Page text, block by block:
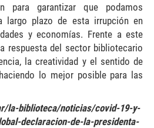
para garantizar que podamos
largo plazo de esta irrupción en
y economías. Frente a este
respuesta del sector bibliotecario
la creatividad y el sentido de
lo mejor posible para las
la-biblioteca/noticias/covid-19-y-
declaracion-de-la-presidenta-